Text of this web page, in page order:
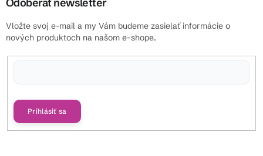
Vložte svoj e-mail a my Vám budeme zasielať informácie o
nových produktoch na našom e-shope.
Prihlásiť sa